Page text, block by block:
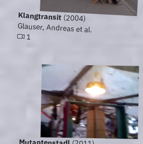
Klangtransit(2004)
Glauser, Andreas et al.
1